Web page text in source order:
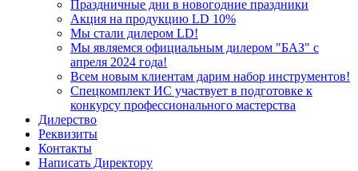
Праздничные дни в новогодние праздники
Акция на продукцию LD 10%
Мы стали дилером LD!
Мы являемся официальным дилером "БАЗ" с
апреля 2024 года!
Всем новым клиентам дарим набор инструментов!
Спецкомплект ИС участвует в подготовке к
конкурсу профессионального мастерства
Дилерство
Реквизиты
Контакты
Написать Директору